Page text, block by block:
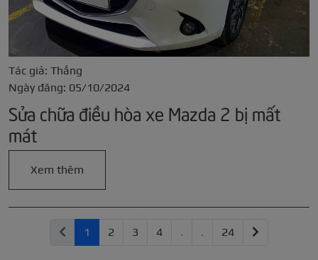
Tác giả: Thắng
Ngày đăng: 05/10/2024
Sửa chữa điều hòa xe Mazda 2 bị mất
mát
Xem thêm
1 2 3 4 . . 24